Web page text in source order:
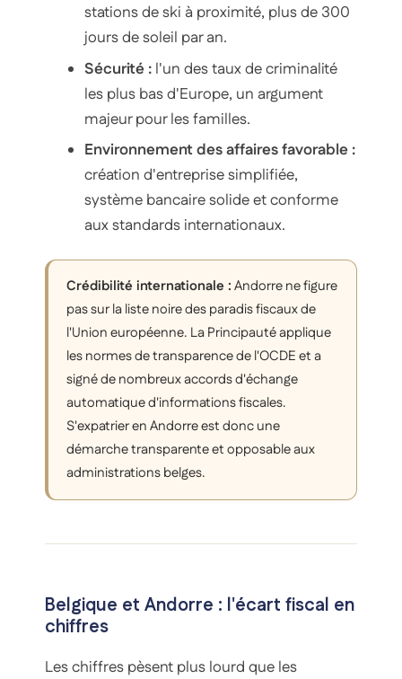
stations de ski à proximité, plus de 300
jours de soleil par an.
Sécurité : l'un des taux de criminalité
les plus bas d'Europe, un argument
majeur pour les familles.
Environnement des affaires favorable :
création d'entreprise simplifiée,
système bancaire solide et conforme
aux standards internationaux.
Crédibilité internationale :Andorre ne figure
pas sur la liste noire des paradis fiscaux de
l'Union européenne. La Principauté applique
les normes de transparence de l'OCDE et a
signé de nombreux accords d'échange
automatique d'informations fiscales.
S'expatrier en Andorre est donc une
démarche transparente et opposable aux
administrations belges.
Belgique et Andorre : l'écart fiscal en
chiffres
Les chiffres pèsent plus lourd que les